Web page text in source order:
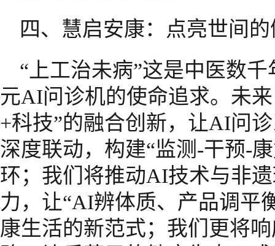
四、慧启安康：点亮世间
“上工治未病”这是中医数
元AI问诊机的使命追求。未
+科技”的融合创新，让AI问
深度联动，构建“监测-干预-
环；我们将推动AI技术与非
力，让“AI辨体质、产品调平
康生活的新范式；我们更将